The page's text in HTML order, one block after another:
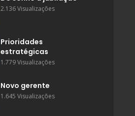
2.136 Visualizações
Prioridades
estratégicas
1.779 Visualizações
Novo gerente
1.645 Visualizações